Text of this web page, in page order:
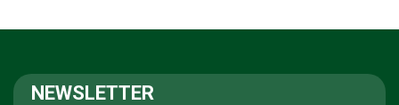
NEWSLETTER